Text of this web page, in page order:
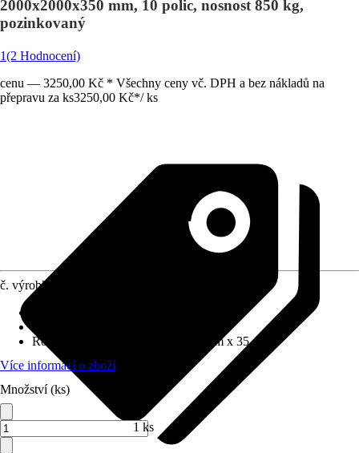
2000x2000x350 mm, 10 polic, nosnost 850 kg,
pozinkovaný
1(2 Hodnocení)
cenu — 3250,00 Kč * Všechny ceny vč. DPH a bez nákladů na
přepravu za ks3250,00 Kč*/ ks
č. výrobku
Rozměry (ŠxVxH)
200 cm x 200 cm x 35 cm
Více informací o zboží
Množství (ks)
1 ks